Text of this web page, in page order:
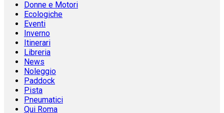
Concept
Curiosità
Donne e Motori
Ecologiche
Eventi
Inverno
Itinerari
Libreria
News
Noleggio
Paddock
Pista